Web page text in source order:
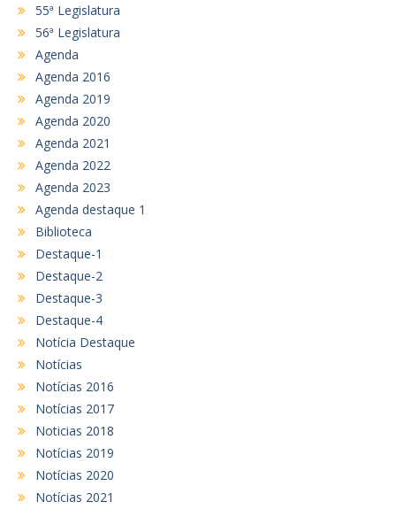
55ª Legislatura
56ª Legislatura
Agenda
Agenda 2016
Agenda 2019
Agenda 2020
Agenda 2021
Agenda 2022
Agenda 2023
Agenda destaque 1
Biblioteca
Destaque-1
Destaque-2
Destaque-3
Destaque-4
Notícia Destaque
Notícias
Notícias 2016
Notícias 2017
Noticias 2018
Notícias 2019
Notícias 2020
Notícias 2021